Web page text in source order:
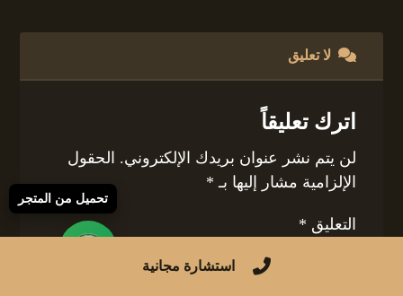
لا تعليق
اترك تعليقاً
لن يتم نشر عنوان بريدك الإلكتروني. الحقول
الإلزامية مشار إليها بـ *
التعليق *
استشارة مجانية
تحميل من المتجر